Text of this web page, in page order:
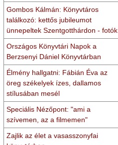
Gombos Kálmán: Könyvtáros
találkozó: kettős jubileumot
ünnepeltek Szentgotthárdon - fotók
Országos Könyvtári Napok a
Berzsenyi Dániel Könyvtárban
Élmény hallgatni: Fábián Éva az
öreg székelyek ízes, dallamos
stílusában mesél
Speciális Nézőpont: "ami a
szívemen, az a filmemen"
Zajlik az élet a vasasszonyfai